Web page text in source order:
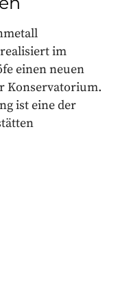
im
einen neuen
Konservatorium.
ist eine der